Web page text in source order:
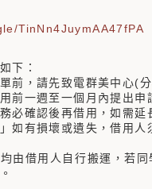
TinNn4JuymAA47fPA
下：
前，請先致電群美中心(
前一週至一個月內提出申
必確認後再借用，如需
如有損壞或遺失，借用
由借用人自行搬運，若